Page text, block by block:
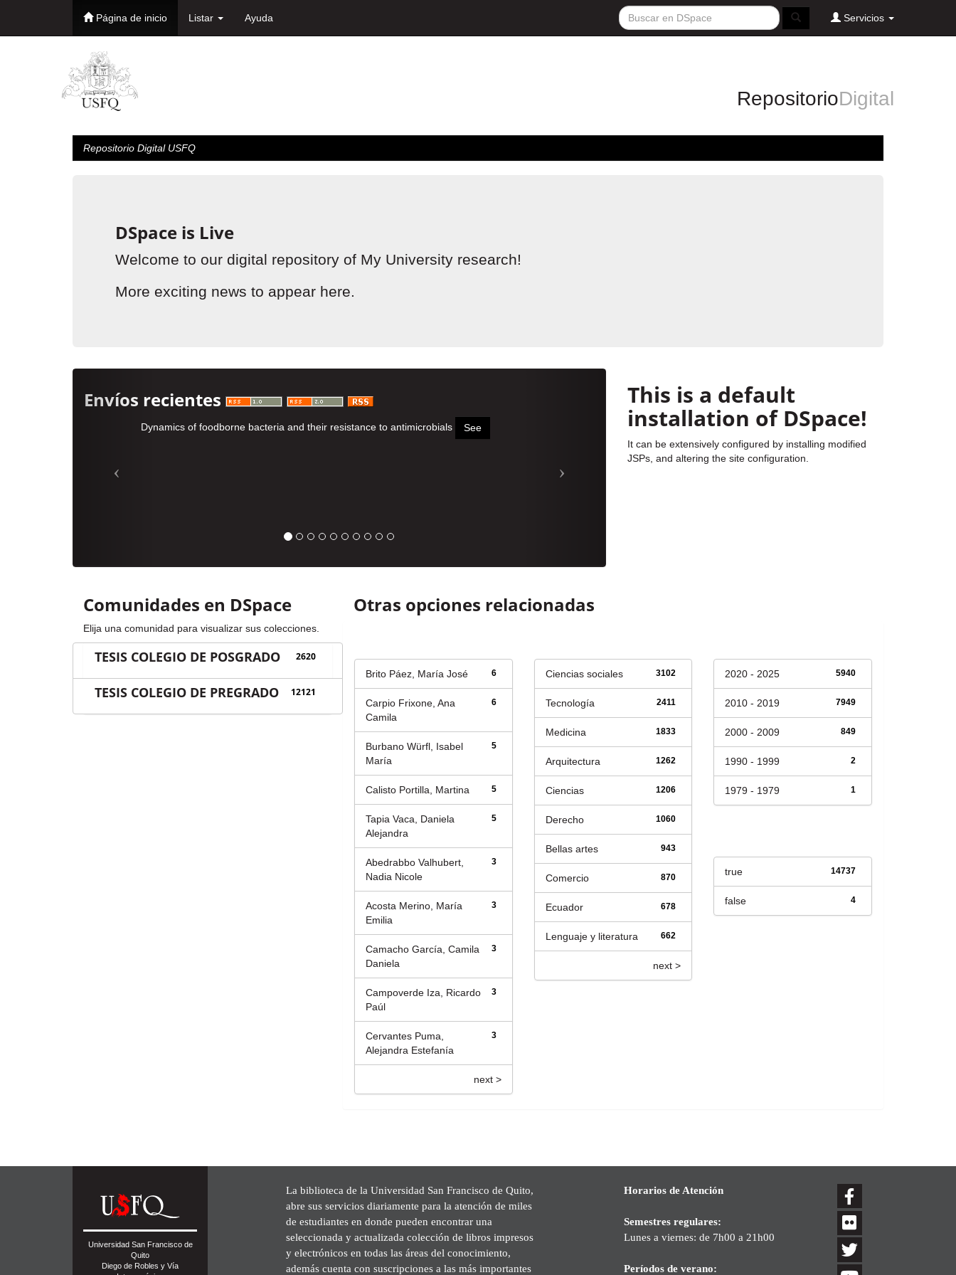
Página de inicio Listar Ayuda Servicios
RepositorioDigital
Repositorio Digital USFQ
DSpace is Live
Welcome to our digital repository of My University research!
More exciting news to appear here.
Envíos recientes
Dynamics of foodborne bacteria and their resistance to antimicrobials See
This is a default
installation of DSpace!
It can be extensively configured by installing modified
JSPs, and altering the site configuration.
Comunidades en DSpace
Elija una comunidad para visualizar sus colecciones.
TESIS COLEGIO DE POSGRADO 2620
TESIS COLEGIO DE PREGRADO 12121
Otras opciones relacionadas
6
Brito Páez, María José
6
Carpio Frixone, Ana
Camila
5
Burbano Würfl, Isabel
María
5
Calisto Portilla, Martina
5
Tapia Vaca, Daniela
Alejandra
3
Abedrabbo Valhubert,
Nadia Nicole
3
Acosta Merino, María
Emilia
3
Camacho García, Camila
Daniela
3
Campoverde Iza, Ricardo
Paúl
3
Cervantes Puma,
Alejandra Estefanía
next >
3102
Ciencias sociales
2411
Tecnología
1833
Medicina
1262
Arquitectura
1206
Ciencias
1060
Derecho
943
Bellas artes
870
Comercio
678
Ecuador
662
Lenguaje y literatura
next >
5940
2020 - 2025
7949
2010 - 2019
849
2000 - 2009
2
1990 - 1999
1
1979 - 1979
14737
true
4
false
Universidad San Francisco de
Quito
Diego de Robles y Vía
La biblioteca de la Universidad San Francisco de Quito,
abre sus servicios diariamente para la atención de miles
de estudiantes en donde pueden encontrar una
seleccionada y actualizada colección de libros impresos
y electrónicos en todas las áreas del conocimiento,
además cuenta con suscripciones a las más importantes
Horarios de Atención
Semestres regulares:
Lunes a viernes: de 7h00 a 21h00
Períodos de verano: